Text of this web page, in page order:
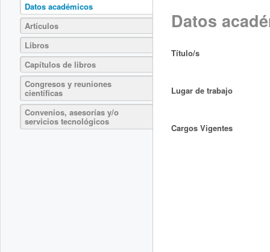
Datos académicos
Artículos
Libros
Capítulos de libros
Congresos y reuniones
científicas
Convenios, asesorías y/o
servicios tecnológicos
Datos
Título/s
Lugar de trabajo
Cargos Vigentes